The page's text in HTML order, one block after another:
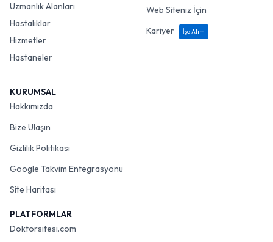
Uzmanlık Alanları
Hastalıklar
Hizmetler
Hastaneler
Web Siteniz İçin
Kariyer
İşe Alım
KURUMSAL
Hakkımızda
Bize Ulaşın
Gizlilik Politikası
Google Takvim Entegrasyonu
Site Haritası
PLATFORMLAR
Doktorsitesi.com